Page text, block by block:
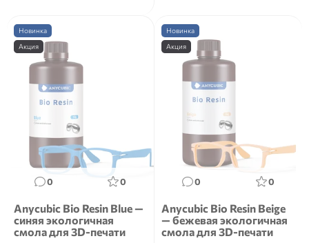
Новинка
Акция
0 0
Anycubic Bio Resin Blue —
синяя экологичная
смола для 3D-печати
Новинка
Акция
0 0
Anycubic Bio Resin Beige
— бежевая экологичная
смола для 3D-печати